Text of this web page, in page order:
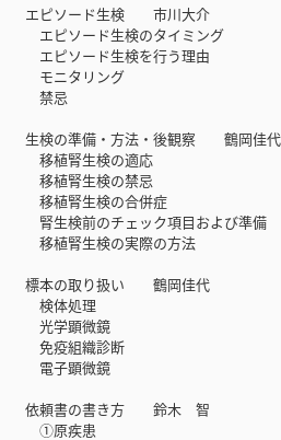
エピソード生検 市川大介
エピソード生検のタイミング
エピソード生検を行う理由
モニタリング
禁忌
生検の準備・方法・後観察 鶴岡佳代
移植腎生検の適応
移植腎生検の禁忌
移植腎生検の合併症
腎生検前のチェック項目および準備
移植腎生検の実際の方法
標本の取り扱い 鶴岡佳代
検体処理
光学顕微鏡
免疫組織診断
電子顕微鏡
依頼書の書き方 鈴木 智
①原疾患